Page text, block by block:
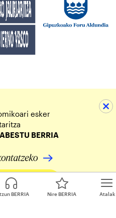
Atalak
BERRIA Nire BERRIA
esker
BERRIA